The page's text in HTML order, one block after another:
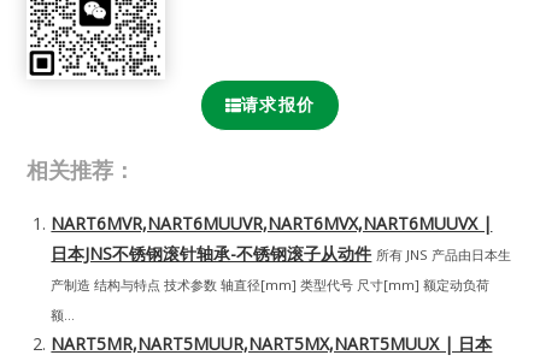
请求报价
相关推荐：
NART6MVR,NART6MUUVR,NART6MVX,NART6MUUVX |
日本JNS不锈钢滚针轴承-不锈钢滚子从动件 所有 JNS 产品由日本生
产制造 结构与特点 技术参数 轴直径[mm] 类型代号 尺寸[mm] 额定动负荷
额...
NART5MR,NART5MUUR,NART5MX,NART5MUUX | 日本